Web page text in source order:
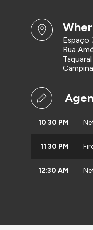
Espaço
Rua
Taquaral
10:30 PM
11:30 PM
12:30 AM